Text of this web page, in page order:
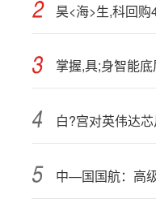
掌握,具;身智能底
中—国国航：高